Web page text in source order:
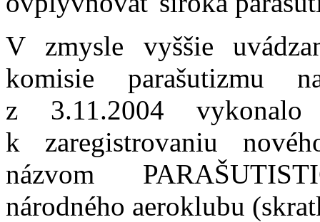
V zmysle vyššie
komisie parašutizmu
z 3.11.2004
k zaregistrovaniu
názvom
národného aeroklubu